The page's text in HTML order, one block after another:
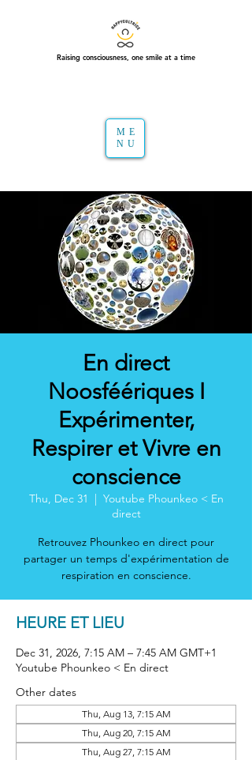
Raising consciousness, one smile at a time
ME
NU
En direct
Noosféériques I
Expérimenter,
Respirer et Vivre en
conscience
Thu, Dec 31
  |
Youtube Phounkeo < En
direct
Retrouvez Phounkeo en direct pour
partager un temps d'expérimentation de
respiration en conscience.
HEURE ET LIEU
Dec 31, 2026, 7:15 AM – 7:45 AM GMT+1
Youtube Phounkeo < En direct
Other dates
Thu, Aug 13, 7:15 AM
Thu, Aug 20, 7:15 AM
Thu, Aug 27, 7:15 AM